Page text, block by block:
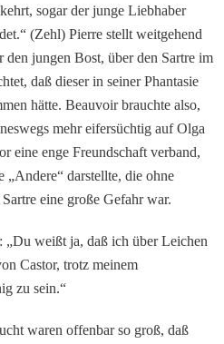
sogar der junge Liebhaber
(Zehl) Pierre stellt weitgehend
den jungen Bost, über den Sartre im
daß dieser in seiner Phantasie
hät­te. Beauvoir brauchte also,
mehr eifersüchtig auf Olga
eine enge Freund­schaft verband,
darstellte, die ohne
eine große Gefahr war.
„Du weißt ja, daß ich über Leichen
Castor, trotz meinem
zu sein.“
waren offenbar so groß, daß